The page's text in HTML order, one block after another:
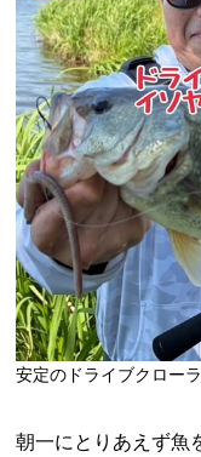
安定のドライブクロー
朝一にとりあえず魚